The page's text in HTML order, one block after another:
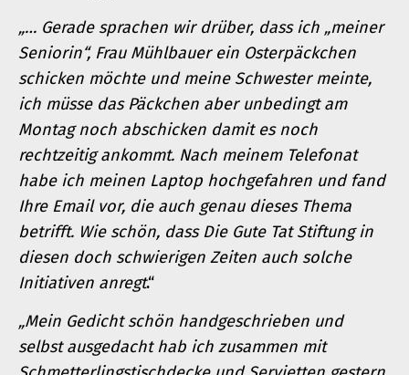
„… Gerade sprachen wir drüber, dass ich „meiner
Seniorin“, Frau Mühlbauer ein Osterpäckchen
schicken möchte und meine Schwester meinte,
ich müsse das Päckchen aber unbedingt am
Montag noch abschicken damit es noch
rechtzeitig ankommt. Nach meinem Telefonat
habe ich meinen Laptop hochgefahren und fand
Ihre Email vor, die auch genau dieses Thema
betrifft. Wie schön, dass Die Gute Tat Stiftung in
diesen doch schwierigen Zeiten auch solche
Initiativen anregt.“
„Mein Gedicht schön handgeschrieben und
selbst ausgedacht hab ich zusammen mit